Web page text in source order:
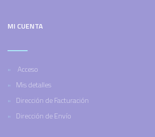
MI CUENTA
Acceso
Mis detalles
Dirección de Facturación
Dirección de Envío